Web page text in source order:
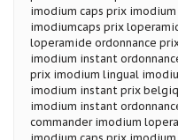
imodium caps prix
imodiumcaps prix
loperamide ordonnance
imodium instant
prix imodium lingual
imodium instant prix
imodium instant
commander imodium